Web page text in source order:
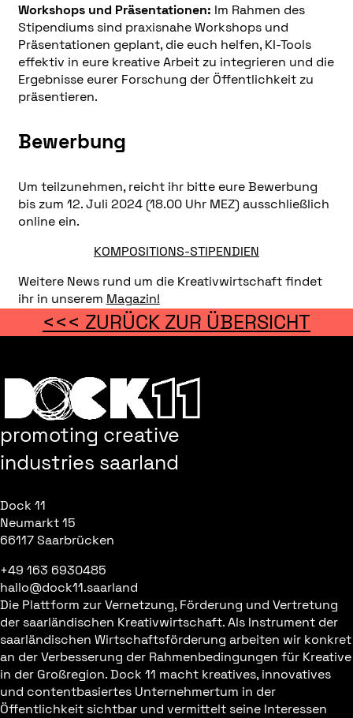
Workshops und Präsentationen: Im Rahmen des
Stipendiums sind praxisnahe Workshops und
Präsentationen geplant, die euch helfen, KI-Tools
effektiv in eure kreative Arbeit zu integrieren und die
Ergebnisse eurer Forschung der Öffentlichkeit zu
präsentieren.
Bewerbung
Um teilzunehmen, reicht ihr bitte eure Bewerbung
bis zum 12. Juli 2024 (18.00 Uhr MEZ) ausschließlich
online ein.
KOMPOSITIONS-STIPENDIEN
Weitere News rund um die Kreativwirtschaft findet
ihr in unserem Magazin!
<<< ZURÜCK ZUR ÜBERSICHT
promoting creative
industries saarland
Dock 11
Neumarkt 15
66117 Saarbrücken
+49 163 6930485
hallo@dock11.saarland
Die Plattform zur Vernetzung, Förderung und Vertretung
der saarländischen Kreativwirtschaft. Als Instrument der
saarländischen Wirtschaftsförderung arbeiten wir konkret
an der Verbesserung der Rahmenbedingungen für Kreative
in der Großregion. Dock 11 macht kreatives, innovatives
und contentbasiertes Unternehmertum in der
Öffentlichkeit sichtbar und vermittelt seine Interessen